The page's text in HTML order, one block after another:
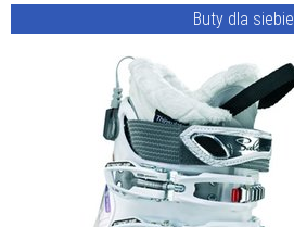
Buty dla siebie